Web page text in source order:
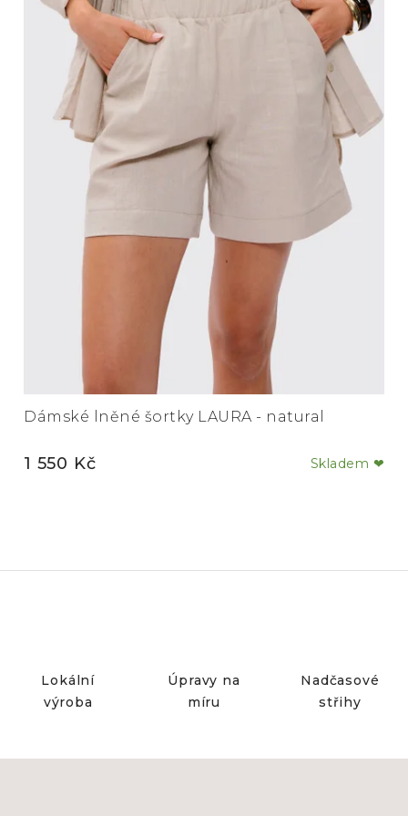
Lokální
výroba
Úpravy na
míru
Nadčasové
střihy
Dámské lněné šortky LAURA - natural
Skladem ❤
1 550 Kč